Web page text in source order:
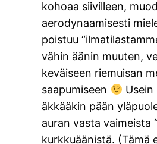
kohoaa siivilleen,
aerodynaamisesti
poistuu
vähin äänin muuten,
keväiseen riemuisan
saapumiseen
äkkääkin pään
auran vasta vaimeista
kurkkuäänistä. (Tämä